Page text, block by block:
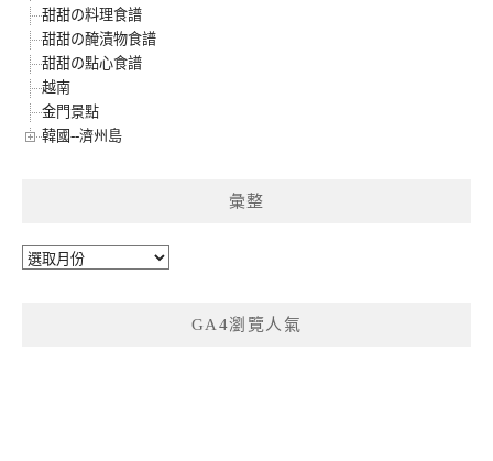
甜甜の料理食譜
甜甜の醃漬物食譜
甜甜の點心食譜
越南
金門景點
韓國--濟州島
彙整
彙
GA4瀏覽人氣